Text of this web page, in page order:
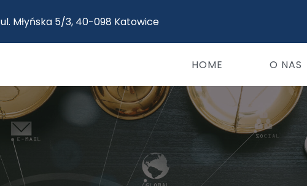
ul. Młyńska 5/3, 40-098 Katowice
HOME O NAS